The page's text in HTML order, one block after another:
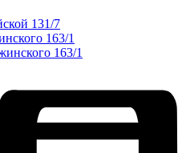
131/7
163/1
163/1